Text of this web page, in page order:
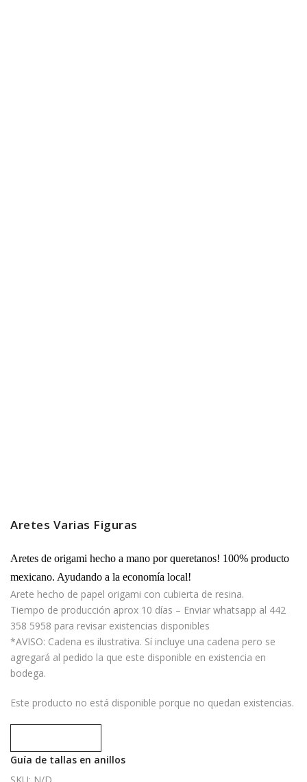
Aretes Varias Figuras
Aretes de origami hecho a mano por queretanos! 100% producto
mexicano. Ayudando a la economía local!
Arete hecho de papel origami con cubierta de resina.
Tiempo de producción aprox 10 días – Enviar whatsapp al 442
358 5958 para revisar existencias disponibles
*AVISO: Cadena es ilustrativa. Sí incluye una cadena pero se
agregará al pedido la que este disponible en existencia en
bodega.
Este producto no está disponible porque no quedan existencias.
Guía de tallas en anillos